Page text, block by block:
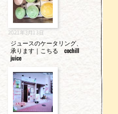
2021年3月13日
ジュースのケータリング、
承ります｜こちる cochill
juice